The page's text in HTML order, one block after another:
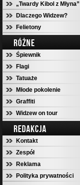
„Twardy Kibol z Młyna”
Dlaczego Widzew?
Felietony
RÓŻNE
Śpiewnik
Flagi
Tatuaże
Młode pokolenie
Graffiti
Widzew on tour
REDAKCJA
Kontakt
Zespół
Reklama
Polityka prywatności